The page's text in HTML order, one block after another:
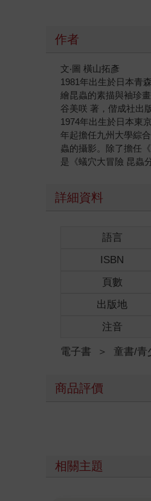
作者
文‧圖 橫山拓彥
1981年出生於日本青
繪昆蟲的素描與袖珍
谷美咲 著，偕成社出
1974年出生於日本東
年起擔任九州大學綜
蟲的攝影。除了擔任
是《蟻穴大冒險 昆蟲
詳細資料
語言
ISBN
頁數
出版地
注音
電子書 ＞ 童書/青
商品評價
相關主題